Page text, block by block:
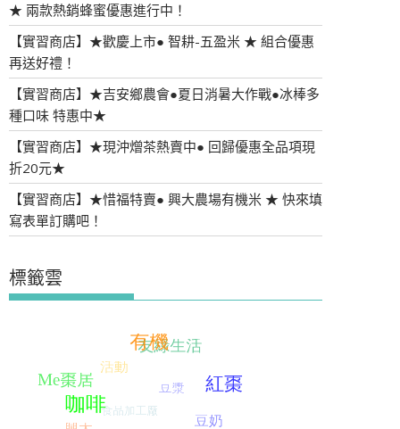
★ 兩款熱銷蜂蜜優惠進行中！
【實習商店】★歡慶上市● 智耕-五盈米 ★ 組合優惠
再送好禮！
【實習商店】★吉安鄉農會●夏日消暑大作戰●冰棒多
種口味 特惠中★
【實習商店】★現沖熷茶熱賣中● 回歸優惠全品項現
折20元★
【實習商店】★惜福特賣● 興大農場有機米 ★ 快來填
寫表單訂購吧！
標籤雲